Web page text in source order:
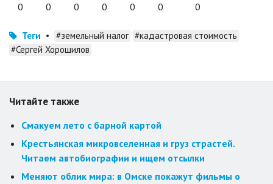
0 0 0 0 0 0 0
Теги • #земельный налог #кадастровая стоимость
#Сергей Хорошилов
Читайте также
Смакуем лето с барной картой
Крестьянская микровселенная и груз страстей.
Читаем автобиографии и ищем отсылки
Меняют облик мира: в Омске покажут фильмы о